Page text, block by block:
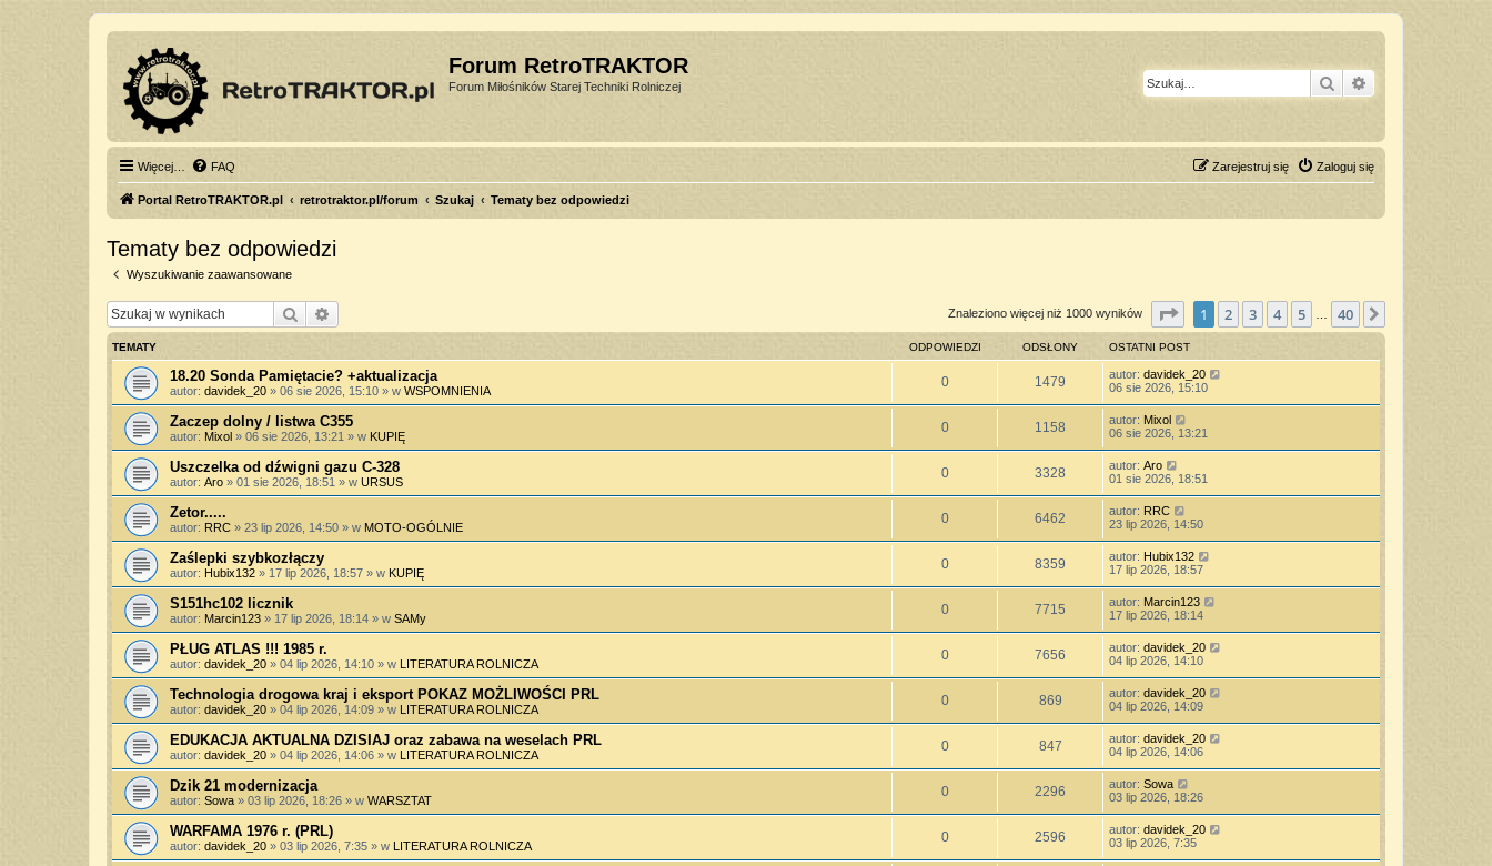
Forum RetroTRAKTOR
Forum Miłośników Starej Techniki Rolniczej Szukaj
Więcej… FAQ Zaloguj się
Zarejestruj się
Portal RetroTRAKTOR.pl retrotraktor.pl/forum Szukaj Tematy bez odpowiedzi
Tematy bez odpowiedzi
Wyszukiwanie zaawansowane
Szukaj Znaleziono więcej niż 1000 wyników Strona1 40
1 2 3 4 5 40
TEMATY ODPOWIEDZI ODSŁONY OSTATNI POST
18.20 Sonda Pamiętacie? +aktualizacja
autor: davidek_20 » 06 sie 2026, 15:10 » w WSPOMNIENIA
0 1479 autor: davidek_20
06 sie 2026, 15:10
Zaczep dolny / listwa C355
autor: Mixol » 06 sie 2026, 13:21 » w KUPIĘ
0 1158 autor: Mixol
06 sie 2026, 13:21
Uszczelka od dźwigni gazu C-328
autor: Aro » 01 sie 2026, 18:51 » w URSUS
0 3328 autor: Aro
01 sie 2026, 18:51
Zetor.....
autor: RRC » 23 lip 2026, 14:50 » w MOTO-OGÓLNIE
0 6462 autor: RRC
23 lip 2026, 14:50
Zaślepki szybkozłączy
autor: Hubix132 » 17 lip 2026, 18:57 » w KUPIĘ
0 8359 autor: Hubix132
17 lip 2026, 18:57
S151hc102 licznik
autor: Marcin123 » 17 lip 2026, 18:14 » w SAMy
0 7715 autor: Marcin123
17 lip 2026, 18:14
PŁUG ATLAS !!! 1985 r.
autor: davidek_20 » 04 lip 2026, 14:10 » w LITERATURA ROLNICZA
0 7656 autor: davidek_20
04 lip 2026, 14:10
Technologia drogowa kraj i eksport POKAZ MOŻLIWOŚCI PRL
autor: davidek_20 » 04 lip 2026, 14:09 » w LITERATURA ROLNICZA
0 869 autor: davidek_20
04 lip 2026, 14:09
EDUKACJA AKTUALNA DZISIAJ oraz zabawa na weselach PRL
autor: davidek_20 » 04 lip 2026, 14:06 » w LITERATURA ROLNICZA
0 847 autor: davidek_20
04 lip 2026, 14:06
Dzik 21 modernizacja
autor: Sowa » 03 lip 2026, 18:26 » w WARSZTAT
0 2296 autor: Sowa
03 lip 2026, 18:26
WARFAMA 1976 r. (PRL)
autor: davidek_20 » 03 lip 2026, 7:35 » w LITERATURA ROLNICZA
0 2596 autor: davidek_20
03 lip 2026, 7:35